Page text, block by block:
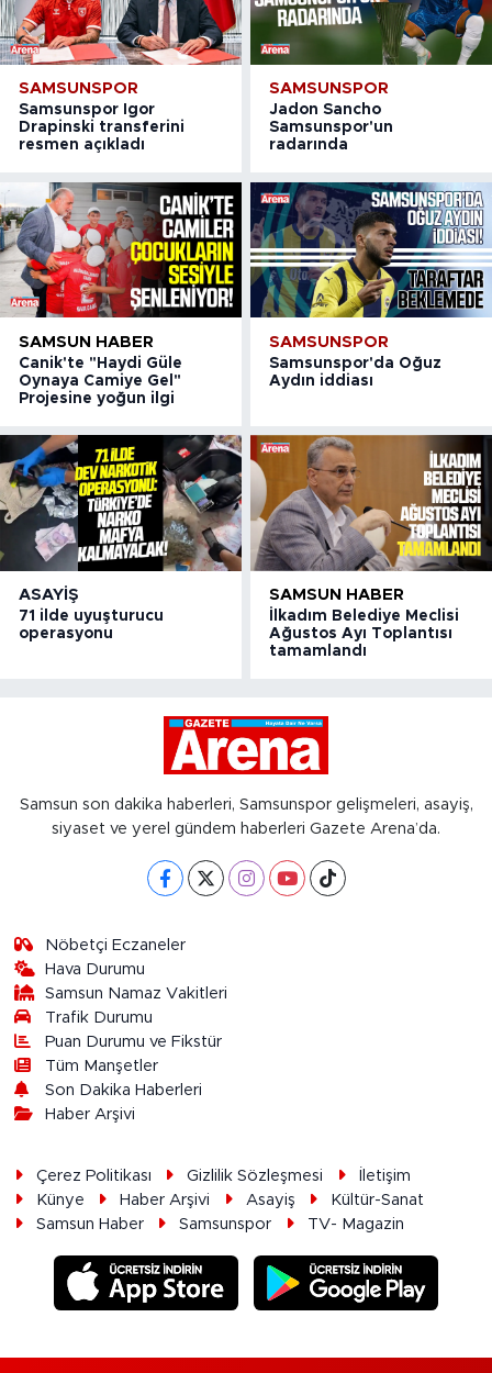
SAMSUNSPOR
Samsunspor Igor
Drapinski transferini
resmen açıkladı
SAMSUNSPOR
Jadon Sancho
Samsunspor'un
radarında
SAMSUN HABER
Canik'te "Haydi Güle
Oynaya Camiye Gel"
Projesine yoğun ilgi
SAMSUNSPOR
Samsunspor'da Oğuz
Aydın iddiası
ASAYIŞ
71 ilde uyuşturucu
operasyonu
SAMSUN HABER
İlkadım Belediye Meclisi
Ağustos Ayı Toplantısı
tamamlandı
Samsun son dakika haberleri, Samsunspor gelişmeleri, asayiş,
siyaset ve yerel gündem haberleri Gazete Arena’da.
Nöbetçi Eczaneler
Hava Durumu
Samsun Namaz Vakitleri
Trafik Durumu
Puan Durumu ve Fikstür
Tüm Manşetler
Son Dakika Haberleri
Haber Arşivi
Çerez Politikası Gizlilik Sözleşmesi
İletişim
Künye
Haber Arşivi Asayiş
Kültür-Sanat
Samsun Haber
Samsunspor TV- Magazin